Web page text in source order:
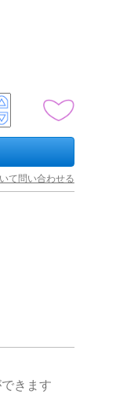
て問い合わせる
きます